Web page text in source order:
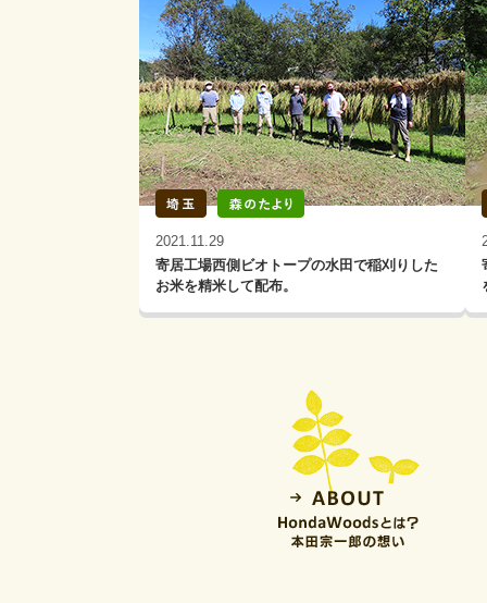
2021.11.29
寄居工場西側ビオトープの水田で稲刈りした
お米を精米して配布。